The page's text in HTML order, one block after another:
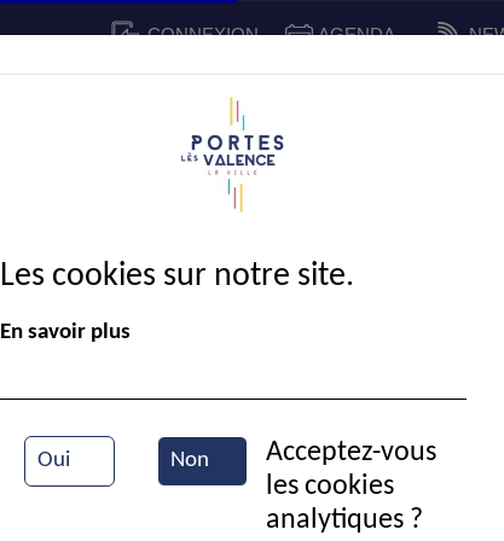
CONNEXION AGENDA
CADRE DE VIE
Entrainement de basket
Les cookies sur notre site.
En savoir plus
Oui Non
Acceptez-vous
les cookies
analytiques ?